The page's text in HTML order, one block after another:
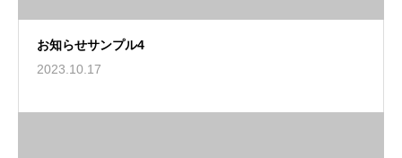
お知らせサンプル4
2023.10.17